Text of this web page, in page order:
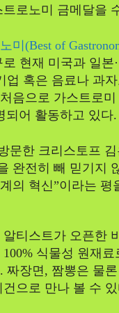
로노미 금메달을
미(Best of
현재 미국과 일본
업 혹은 음료나 과
음으로 가스트로
되어 활동하고 있다.
문한 크리스토프
완전히 빼 믿기지
의 혁신”이라는 평
티스트가 오픈한
식물성 원재
짜장면, 짬뽕은 물
으로 만나 볼 수